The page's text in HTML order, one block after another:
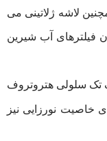
لاشه ژلاتینی می
فیلترهای آب شیرین
تک سلولی هتروتروف
که دارای خاصیت نورزایی نیز